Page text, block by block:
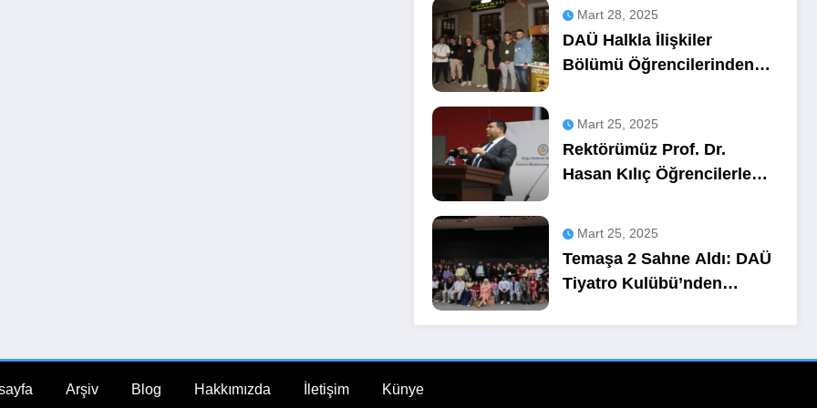
Mart 28, 2025
DAÜ Halkla İlişkiler
Bölümü Öğrencilerinden
Mart 25, 2025
Rektörümüz Prof. Dr.
Hasan Kılıç Öğrencilerle
Mart 25, 2025
Temaşa 2 Sahne Aldı: DAÜ
Tiyatro Kulübü’nden
Arşiv Blog Hakkımızda İletişim Künye